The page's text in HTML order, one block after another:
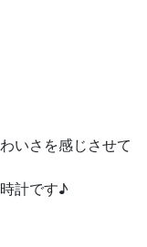
いさを感じさせて
計です♪